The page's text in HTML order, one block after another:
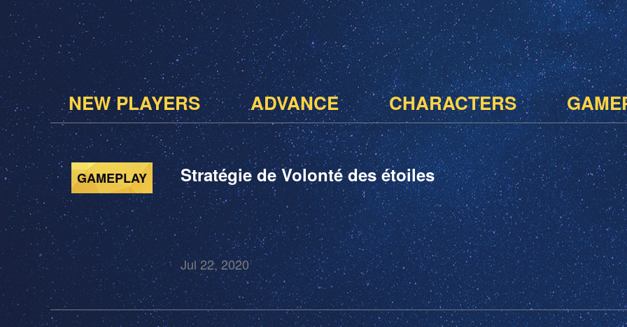
NEW PLAYERS ADVANCE CHARACTERS
Stratégie de Volonté des étoiles
GAMEPLAY
Jul 22, 2020